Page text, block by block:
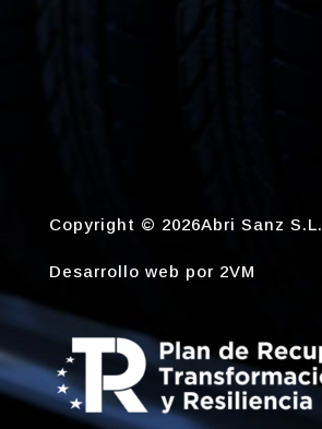
Copyright © 2026Abri Sanz S.L.
Desarrollo web por 2VM